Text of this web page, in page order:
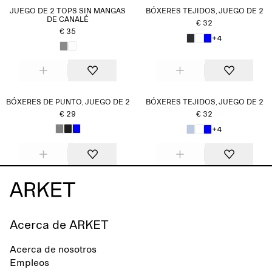
JUEGO DE 2 TOPS SIN MANGAS
DE CANALÉ
€ 35
BÓXERES TEJIDOS, JUEGO DE 2
€ 32
+4
BÓXERES DE PUNTO, JUEGO DE 2
€ 29
BÓXERES TEJIDOS, JUEGO DE 2
€ 32
+4
Acerca de ARKET
Acerca de nosotros
Empleos